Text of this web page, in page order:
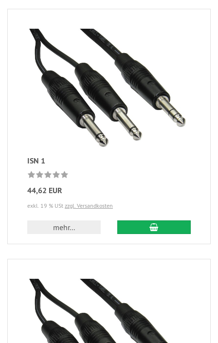
ISN 1
44,62 EUR
exkl. 19 % USt zzgl. Versandkosten
mehr...